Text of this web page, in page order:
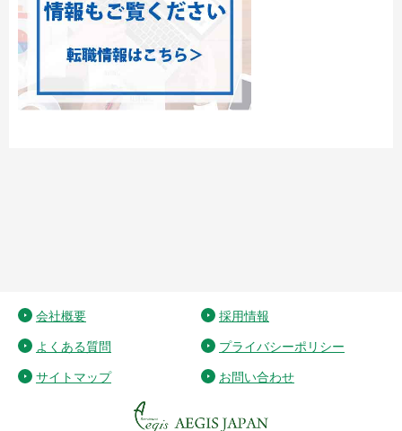
会社概要 採用情報
よくある質問 プライバシーポリシー
サイトマップ お問い合わせ